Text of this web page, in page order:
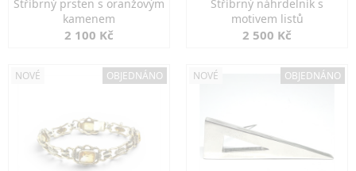
Stříbrný prsten s oranžovým
kamenem
2 100 Kč
Stříbrný náhrdelník s
motivem listů
2 500 Kč
NOVÉ OBJEDNÁNO NOVÉ OBJEDNÁNO